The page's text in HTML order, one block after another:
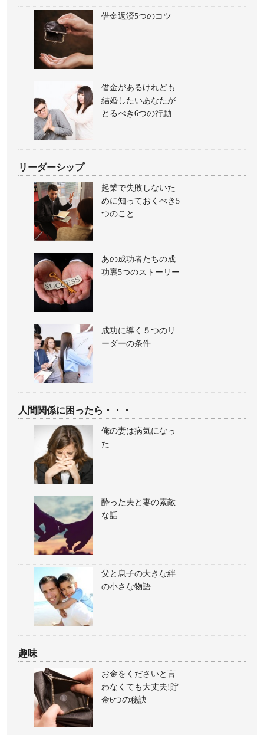
借金返済5つのコツ
借金があるけれども
結婚したいあなたが
とるべき6つの行動
リーダーシップ
起業で失敗しないた
めに知っておくべき5
つのこと
あの成功者たちの成
功裏5つのストーリー
成功に導く５つのリ
ーダーの条件
人間関係に困ったら・・・
俺の妻は病気になっ
た
酔った夫と妻の素敵
な話
父と息子の大きな絆
の小さな物語
趣味
お金をくださいと言
わなくても大丈夫!貯
金6つの秘訣